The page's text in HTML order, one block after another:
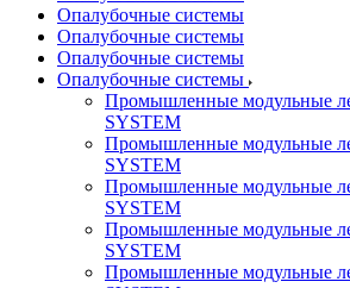
Опалубочные системы
Опалубочные системы
Опалубочные системы
Опалубочные системы
Промышленные модульные
SYSTEM
Промышленные модульные
SYSTEM
Промышленные модульные
SYSTEM
Промышленные модульные
SYSTEM
Промышленные модульные